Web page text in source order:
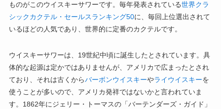
ものがこのウイスキーサワーです。毎年発表されている世界クラ
シックカクテル・セールスランキング50に、毎回上位選出されて
いるほどの人気であり、世界的に定番のカクテルです。
ウイスキーサワーは、19世紀中頃に誕生したとされています。具
体的な起源は定かではありませんが、アメリカで広まったとされ
ており、それは古くからバーボンウイスキーやライウイスキーを
使うことが多いので、アメリカ発祥ではないかと言われていま
す。1862年にジェリー・トーマスの「バーテンダーズ・ガイド」